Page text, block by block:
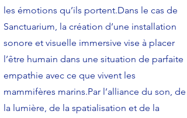
les émotions qu’ils portent.Dans le cas de
Sanctuarium, la création d’une installation
sonore et visuelle immersive vise à placer
l’être humain dans une situation de parfaite
empathie avec ce que vivent les
mammifères marins.Par l’alliance du son, de
la lumière, de la spatialisation et de la